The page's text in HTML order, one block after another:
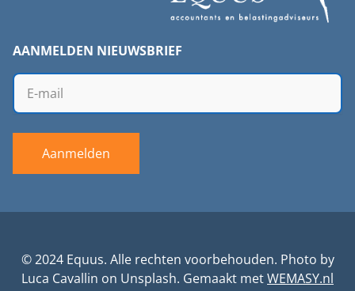
AANMELDEN NIEUWSBRIEF
Aanmelden
© 2024 Equus. Alle rechten voorbehouden. Photo by
Luca Cavallin on Unsplash. Gemaakt metWEMASY.nl